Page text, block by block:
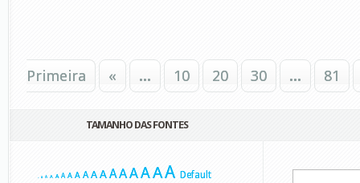
Primeira « ... 10 20 30 ... 81
TAMANHO DAS FONTES
A A A A A A A A A A AAAAAAA Default